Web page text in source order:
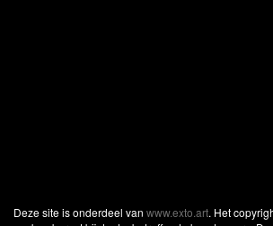
Deze site is onderdeel van www.exto.art. Het